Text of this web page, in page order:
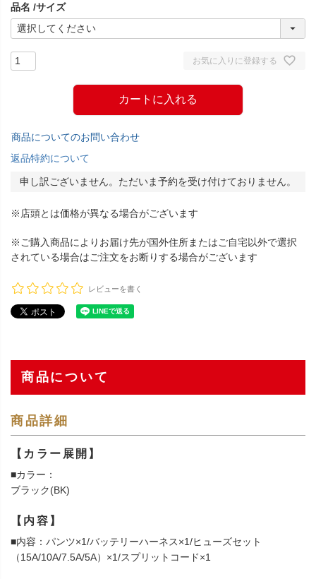
)
品名 サイズ
お気に入りに登録する
カートに入れる
商品についてのお問い合わせ
返品特約について
申し訳ございません。ただいま予約を受け付けておりません。
※店頭とは価格が異なる場合がございます
※ご購入商品によりお届け先が国外住所またはご自宅以外で選択
されている場合はご注文をお断りする場合がございます
レビューを書く
商品について
商品詳細
【カラー展開】
■カラー：
ブラック(BK)
【内容】
■内容：パンツ×1/バッテリーハーネス×1/ヒューズセット
（15A/10A/7.5A/5A）×1/スプリットコード×1